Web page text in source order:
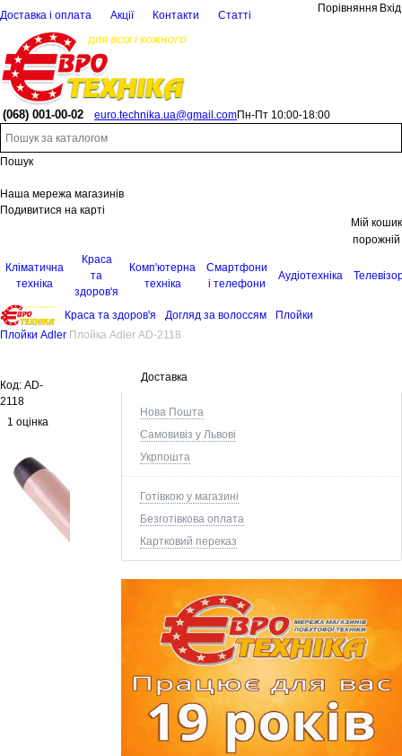
Доставка і оплата Акції Контакти Статті
Порівняння Вхід
(068) 001-00-02 euro.technika.ua@gmail.comПн-Пт 10:00-18:00
Пошук
Наша мережа магазинів
Подивитися на карті
Мій кошик
порожній
Кліматична
техніка
Краса
та
здоров'я
Комп'ютерна
техніка
Смартфони
і телефони
Аудіотехніка
Краса та здоров'я Догляд за волоссям
Плойки
Плойки Adler Плойка Adler AD-2118
Доставка
Нова Пошта
Самовивіз у Львові
Укрпошта
Готівкою у магазині
Безготівкова оплата
Картковий переказ
Код: AD-
2118
1 оцінка